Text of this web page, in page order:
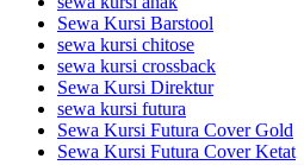
Sewa Kursi Barstool
sewa kursi chitose
sewa kursi crossback
Sewa Kursi Direktur
sewa kursi futura
Sewa Kursi Futura Cover Gold
Sewa Kursi Futura Cover Ketat